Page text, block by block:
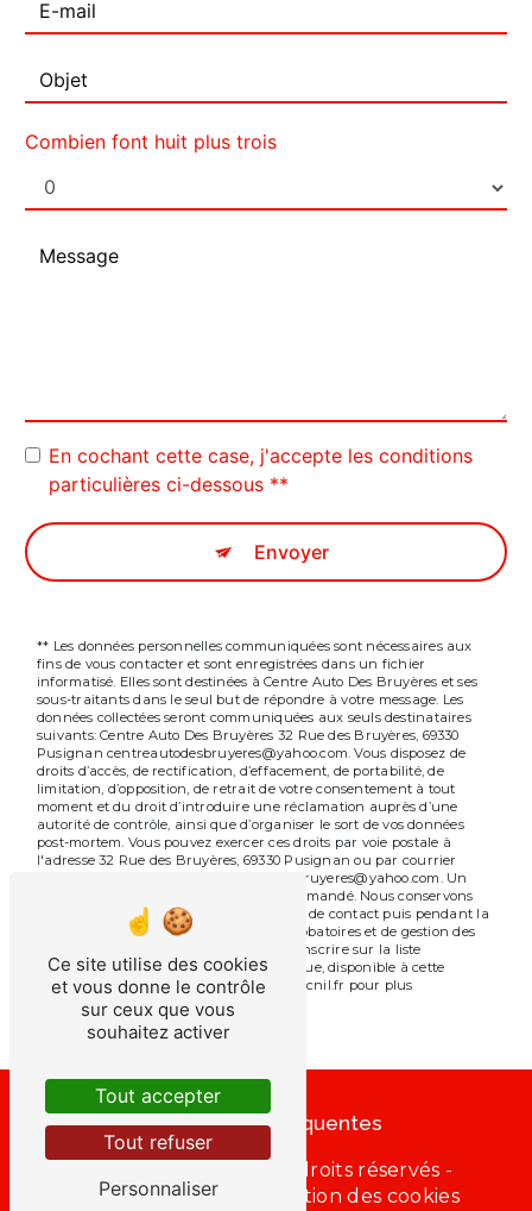
Combien font huit plus trois
En cochant cette case, j'accepte les conditions
particulières ci-dessous **
Envoyer
** Les données personnelles communiquées sont nécessaires aux
fins de vous contacter et sont enregistrées dans un fichier
informatisé. Elles sont destinées à Centre Auto Des Bruyères et ses
sous-traitants dans le seul but de répondre à votre message. Les
données collectées seront communiquées aux seuls destinataires
suivants: Centre Auto Des Bruyères 32 Rue des Bruyères, 69330
Pusignan centreautodesbruyeres@yahoo.com. Vous disposez de
droits d’accès, de rectification, d’effacement, de portabilité, de
limitation, d’opposition, de retrait de votre consentement à tout
moment et du droit d’introduire une réclamation auprès d’une
autorité de contrôle, ainsi que d’organiser le sort de vos données
post-mortem. Vous pouvez exercer ces droits par voie postale à
l'adresse 32 Rue des Bruyères, 69330 Pusignan ou par courrier
électronique à l'adresse centreautodesbruyeres@yahoo.com. Un
justificatif d'identité pourra vous être demandé. Nous conservons
vos données pendant la période de prise de contact puis pendant la
durée de prescription légale aux fins probatoires et de gestion des
contentieux. Vous avez le droit de vous inscrire sur la liste
d'opposition au démarchage téléphonique, disponible à cette
adresse:Bloctel.gouv.fr. Consultez le site cnil.fr pour plus
d’informations sur vos droits.
Recherches fréquentes
- 2026 - Tous droits réservés -
Mentions légales
Gestion des cookies
Ce site utilise des cookies
et vous donne le contrôle
sur ceux que vous
souhaitez activer
Tout accepter
Tout refuser
Personnaliser